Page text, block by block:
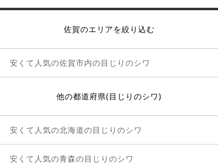
佐賀のエリアを絞り込む
安くて人気の佐賀市内の目じりのシワ
他の都道府県(目じりのシワ)
安くて人気の北海道の目じりのシワ
安くて人気の青森の目じりのシワ